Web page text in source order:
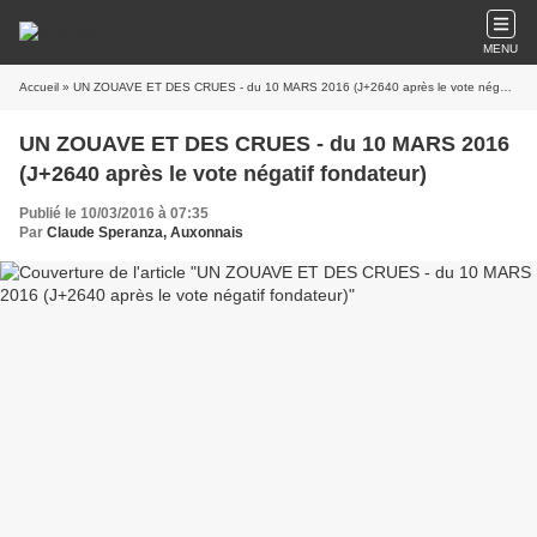
MENU
Accueil » UN ZOUAVE ET DES CRUES - du 10 MARS 2016 (J+2640 après le vote négatif fondateur)
UN ZOUAVE ET DES CRUES - du 10 MARS 2016
(J+2640 après le vote négatif fondateur)
Publié le 10/03/2016 à 07:35
Par Claude Speranza, Auxonnais